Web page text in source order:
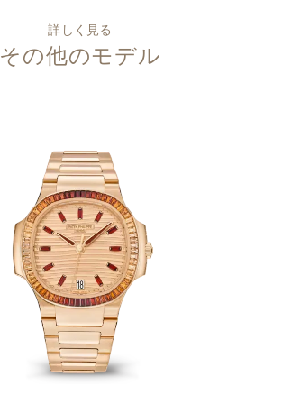
詳しく見る
その他のモデル